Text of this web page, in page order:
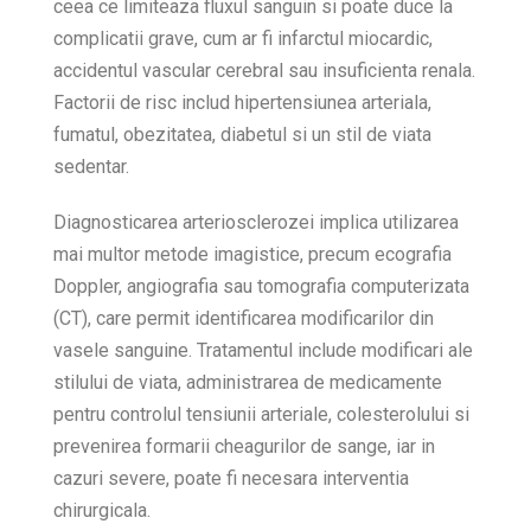
ceea ce limiteaza fluxul sanguin si poate duce la
complicatii grave, cum ar fi infarctul miocardic,
accidentul vascular cerebral sau insuficienta renala.
Factorii de risc includ hipertensiunea arteriala,
fumatul, obezitatea, diabetul si un stil de viata
sedentar.
Diagnosticarea arteriosclerozei implica utilizarea
mai multor metode imagistice, precum ecografia
Doppler, angiografia sau tomografia computerizata
(CT), care permit identificarea modificarilor din
vasele sanguine. Tratamentul include modificari ale
stilului de viata, administrarea de medicamente
pentru controlul tensiunii arteriale, colesterolului si
prevenirea formarii cheagurilor de sange, iar in
cazuri severe, poate fi necesara interventia
chirurgicala.